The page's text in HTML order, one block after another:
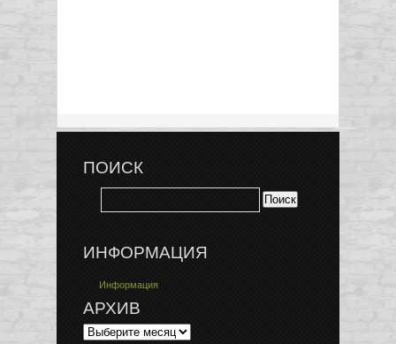
ПОИСК
ИНФОРМАЦИЯ
Информация
АРХИВ